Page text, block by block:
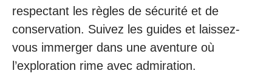
respectant les règles de sécurité et de
conservation. Suivez les guides et laissez-
vous immerger dans une aventure où
l’exploration rime avec admiration.